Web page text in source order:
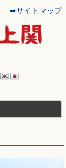
➡サイトマップ